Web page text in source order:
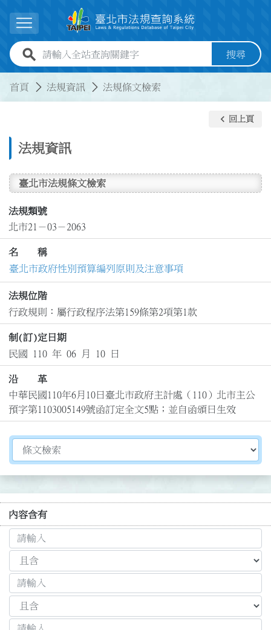
展開選單
全站查詢關鍵字欄位 搜尋
首頁 法規資訊 法規條文檢索
法規資訊
keyboard_arrow_left 回上頁
臺北市法規條文檢索
法規類號
北市21－03－2063
名 稱
臺北市政府性別預算編列原則及注意事項
法規位階
行政規則：屬行政程序法第159條第2項第1款
制(訂)定日期
民國 110 年 06 月 10 日
沿 革
中華民國110年6月10日臺北市政府主計處（110）北市主公
預字第1103005149號函訂定全文5點；並自函頒日生效
切換選擇法規資訊內容
內容含有